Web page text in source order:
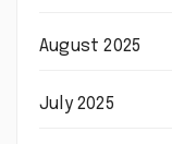
August 2025
July 2025